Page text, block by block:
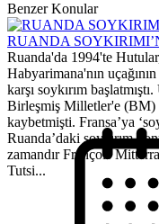
Benzer Konular
RUANDA
Ruanda'da 1994'te
Habyarimana'nın
karşı soykırım
Birleşmiş Milletler'e (BM)
kaybetmişti. Fransa’ya
Ruanda’daki soykırım
zamandır François
Tutsi...